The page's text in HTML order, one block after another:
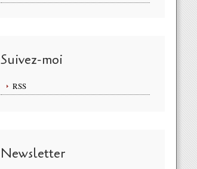
Suivez-moi
RSS
Newsletter